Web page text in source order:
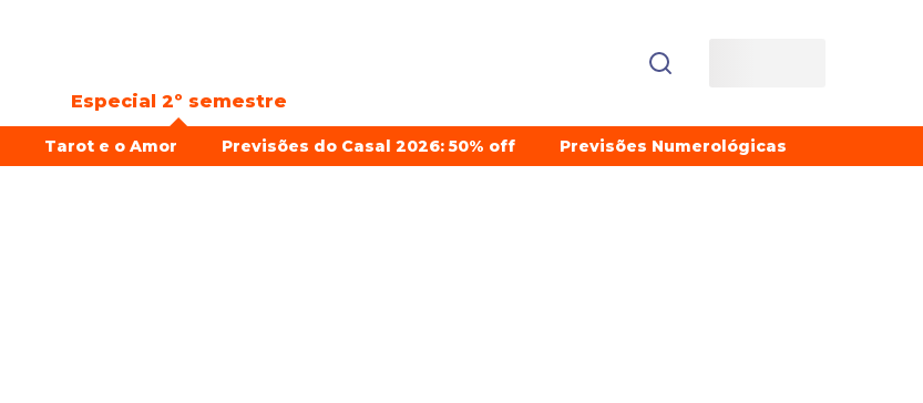
Especial 2º semestre
Tarot e o Amor Previsões do Casal 2026: 50% off Previsões Numerológicas